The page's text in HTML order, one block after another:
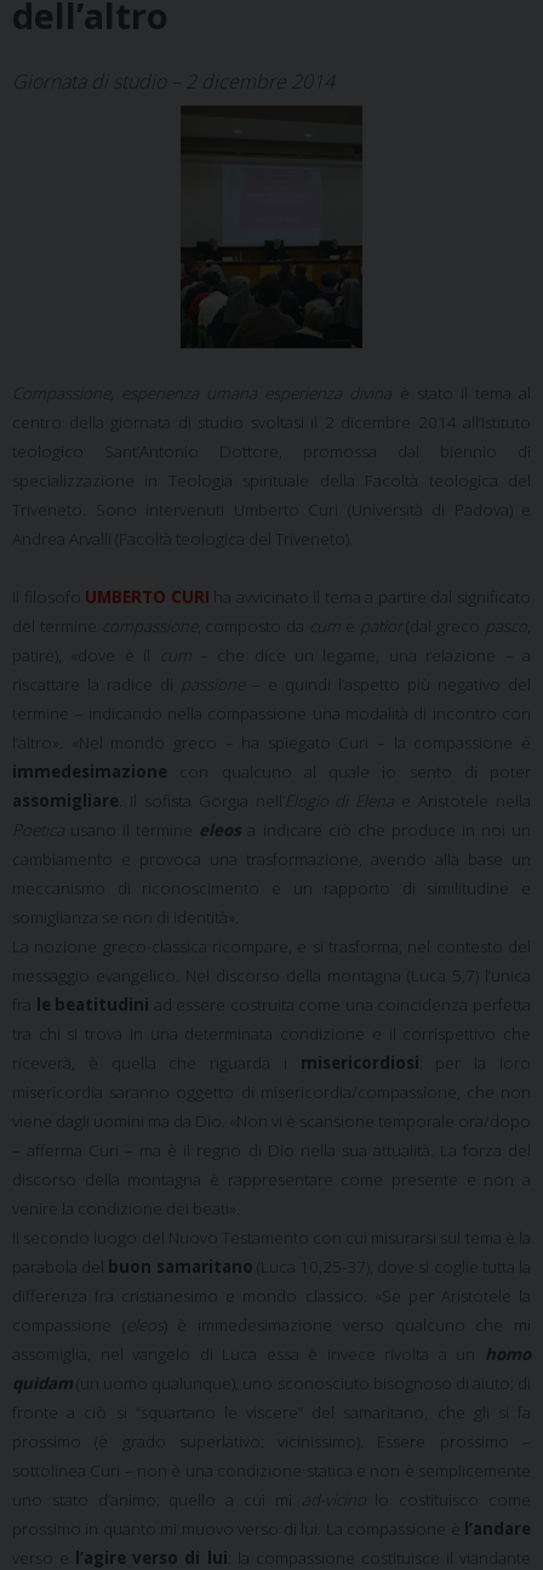
dell’altro
Giornata di studio – 2 dicembre 2014
Compassione, esperienza umana esperienza divina
è stato il tema al
centro della giornata di studio svoltasi il 2 dicembre 2014 all’Istituto
teologico Sant’Antonio Dottore, promossa dal biennio di
specializzazione in Teologia spirituale della Facoltà teologica del
Triveneto. Sono intervenuti Umberto Curi (Università di Padova) e
Andrea Arvalli (Facoltà teologica del Triveneto).
Il filosofo UMBERTO CURI ha avvicinato il tema a partire dal significato
del termine
, composto da cum (dal greco
patire), «dove è il
cum
– che dice un legame, una relazione – a
riscattare la radice di
– e quindi l’aspetto più negativo del
termine – indicando nella compassione una modalità di incontro con
l’altro». «Nel mondo greco – ha spiegato Curi – la compassione è
immedesimazione con qualcuno al quale io sento di poter
assomigliare . Il sofista Gorgia nell’ Elogio di Elena
e Aristotele nella
usano il termine eleos a indicare ciò che produce in noi un
cambiamento e provoca una trasformazione, avendo alla base un
meccanismo di riconoscimento e un rapporto di similitudine e
somiglianza se non di identità».
La nozione greco-classica ricompare, e si trasforma, nel contesto del
messaggio evangelico. Nel discorso della montagna (Luca 5,7) l’unica
fra le beatitudini ad essere costruita come una coincidenza perfetta
tra chi si trova in una determinata condizione e il corrispettivo che
riceverà, è quella che riguarda i misericordiosi
misericordia saranno oggetto di misericordia/compassione, che non
viene dagli uomini ma da Dio. «Non vi è scansione temporale ora/dopo
– afferma Curi – ma è il regno di Dio nella sua attualità. La forza del
discorso della montagna è rappresentare come presente e non a
venire la condizione dei beati».
Il secondo luogo del Nuovo Testamento con cui misurarsi sul tema è la
parabola del buon samaritano (Luca 10,25-37), dove si coglie tutta la
differenza fra cristianesimo e mondo classico. «Se per Aristotele la
compassione (
) è immedesimazione verso qualcuno che mi
assomiglia, nel vangelo di Luca essa è invece rivolta a un
homo
quidam (un uomo qualunque), uno sconosciuto bisognoso di aiuto; di
fronte a ciò si “squartano le viscere” del samaritano, che gli si fa
prossimo (è grado superlativo: vicinissimo). Essere prossimo –
sottolinea Curi – non è una condizione statica e non è semplicemente
uno stato d’animo: quello a cui mi
ad-vicino
lo costituisco come
prossimo in quanto mi muovo verso di lui. La compassione è l’andare
l’agire verso di lui : la compassione costituisce il viandante